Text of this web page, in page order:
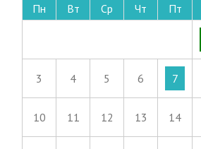
Пн Вт Ср Чт Пт
3 4 5 6 7
10 11 12 13 14